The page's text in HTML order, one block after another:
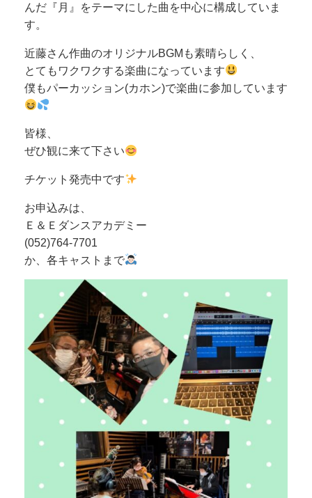
んだ『月』をテーマにした曲を中心に構成していま
す。
近藤さん作曲のオリジナルBGMも素晴らしく、
とてもワクワクする楽曲になっています
僕もパーカッション(カホン)で楽曲に参加しています
皆様、
ぜひ観に来て下さい
チケット発売中です
お申込みは、
Ｅ＆Ｅダンスアカデミー
(052)764-7701
か、各キャストまで